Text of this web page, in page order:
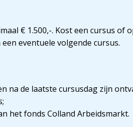
€ 1.500,-. Kost een cursus of
eventuele volgende cursus.
na de laatste cursusdag zijn
het fonds Colland Arbeidsmarkt.